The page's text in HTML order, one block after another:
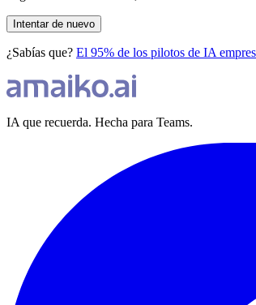
Intentar de nuevo
¿Sabías que? El 95% de los pilotos de IA
IA que recuerda. Hecha para Teams.